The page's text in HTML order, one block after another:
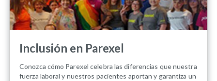
Inclusión en Parexel
Conozca cómo Parexel celebra las diferencias que nuestra
fuerza laboral y nuestros pacientes aportan y garantiza un